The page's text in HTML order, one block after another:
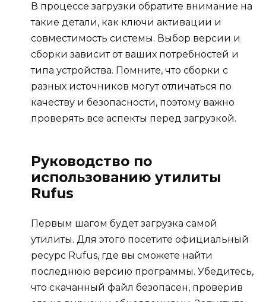
В процессе загрузки обратите внимание на
такие детали, как ключи активации и
совместимость системы. Выбор версии и
сборки зависит от ваших потребностей и
типа устройства. Помните, что сборки с
разных источников могут отличаться по
качеству и безопасности, поэтому важно
проверять все аспекты перед загрузкой.
Руководство по
использованию утилиты
Rufus
Первым шагом будет загрузка самой
утилиты. Для этого посетите официальный
ресурс Rufus, где вы сможете найти
последнюю версию программы. Убедитесь,
что скачанный файл безопасен, проверив